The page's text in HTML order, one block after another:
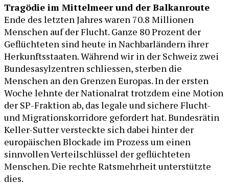
Tragödie im Mittelmeer und der Balkanroute
Ende des letzten Jahres waren 70.8 Millionen
Menschen auf der Flucht. Ganze 80 Prozent der
Geflüchteten sind heute in Nachbarländern ihrer
Herkunftsstaaten. Während wir in der Schweiz zwei
Bundesasylzentren schliessen, sterben die
Menschen an den Grenzen Europas. In der ersten
Woche lehnte der Nationalrat trotzdem eine Motion
der SP-Fraktion ab, das legale und sichere Flucht-
und Migrationskorridore gefordert hat. Bundesrätin
Keller-Sutter versteckte sich dabei hinter der
europäischen Blockade im Prozess um einen
sinnvollen Verteilschlüssel der geflüchteten
Menschen. Die rechte Ratsmehrheit unterstützte
dies.